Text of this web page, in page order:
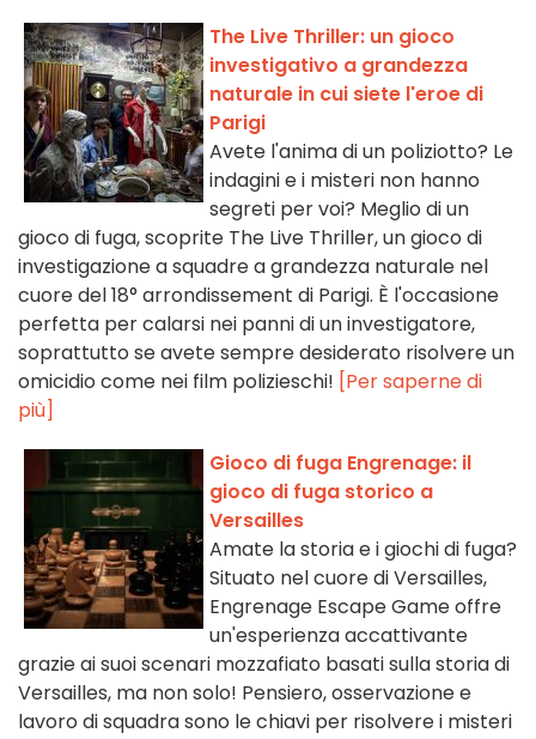
The Live Thriller: un gioco
investigativo a grandezza
naturale in cui siete l'eroe di
Parigi
Avete l'anima di un poliziotto? Le
indagini e i misteri non hanno
segreti per voi? Meglio di un
gioco di fuga, scoprite The Live Thriller, un gioco di
investigazione a squadre a grandezza naturale nel
cuore del 18° arrondissement di Parigi. È l'occasione
perfetta per calarsi nei panni di un investigatore,
soprattutto se avete sempre desiderato risolvere un
omicidio come nei film polizieschi! [Per saperne di
più]
Gioco di fuga Engrenage: il
gioco di fuga storico a
Versailles
Amate la storia e i giochi di fuga?
Situato nel cuore di Versailles,
Engrenage Escape Game offre
un'esperienza accattivante
grazie ai suoi scenari mozzafiato basati sulla storia di
Versailles, ma non solo! Pensiero, osservazione e
lavoro di squadra sono le chiavi per risolvere i misteri